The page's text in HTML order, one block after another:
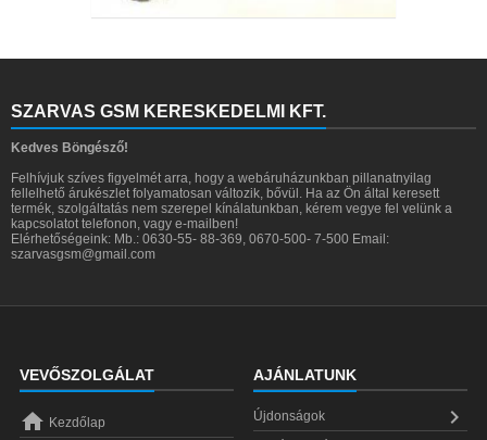
SZARVAS GSM KERESKEDELMI KFT.
Kedves Böngésző!
Felhívjuk szíves figyelmét arra, hogy a webáruházunkban pillanatnyilag
fellelhető árukészlet folyamatosan változik, bővül. Ha az Ön által keresett
termék, szolgáltatás nem szerepel kínálatunkban, kérem vegye fel velünk a
kapcsolatot telefonon, vagy e-mailben!
Elérhetőségeink: Mb.: 0630-55- 88-369, 0670-500- 7-500 Email:
szarvasgsm@gmail.com
VEVŐSZOLGÁLAT
 Kezdőlap
AJÁNLATUNK
Újdonságok 